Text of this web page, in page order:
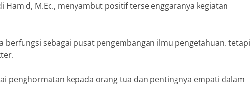
Hamid, M.Ec., menyambut positif terselenggaranya kegiatan
berfungsi sebagai pusat pengembangan ilmu pengetahuan, tetapi
penghormatan kepada orang tua dan pentingnya empati dalam